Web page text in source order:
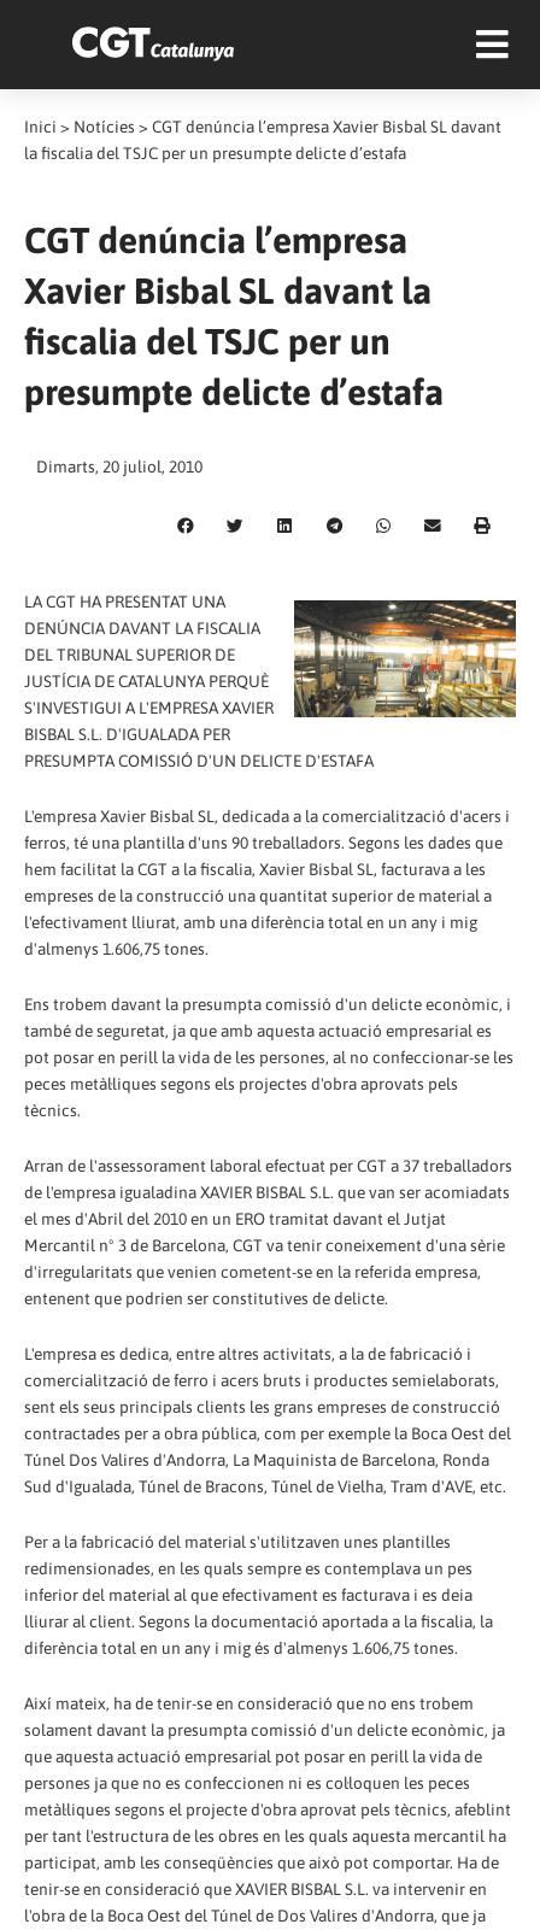
Inici > Notícies > CGT denúncia l’empresa Xavier Bisbal SL davant
la fiscalia del TSJC per un presumpte delicte d’estafa
CGT denúncia l’empresa
Xavier Bisbal SL davant la
fiscalia del TSJC per un
presumpte delicte d’estafa
Dimarts, 20 juliol, 2010
LA CGT HA PRESENTAT UNA
DENÚNCIA DAVANT LA FISCALIA
DEL TRIBUNAL SUPERIOR DE
JUSTÍCIA DE CATALUNYA PERQUÈ
S'INVESTIGUI A L'EMPRESA XAVIER
BISBAL S.L. D'IGUALADA PER
PRESUMPTA COMISSIÓ D'UN DELICTE D'ESTAFA
L'empresa Xavier Bisbal SL, dedicada a la comercialització d'acers i
ferros, té una plantilla d'uns 90 treballadors. Segons les dades que
hem facilitat la CGT a la fiscalia, Xavier Bisbal SL, facturava a les
empreses de la construcció una quantitat superior de material a
l'efectivament lliurat, amb una diferència total en un any i mig
d'almenys 1.606,75 tones.
Ens trobem davant la presumpta comissió d'un delicte econòmic, i
també de seguretat, ja que amb aquesta actuació empresarial es
pot posar en perill la vida de les persones, al no confeccionar-se les
peces metàl·liques segons els projectes d'obra aprovats pels
tècnics.
Arran de l'assessorament laboral efectuat per CGT a 37 treballadors
de l'empresa igualadina XAVIER BISBAL S.L. que van ser acomiadats
el mes d'Abril del 2010 en un ERO tramitat davant el Jutjat
Mercantil nº 3 de Barcelona, CGT va tenir coneixement d'una sèrie
d'irregularitats que venien cometent-se en la referida empresa,
entenent que podrien ser constitutives de delicte.
L'empresa es dedica, entre altres activitats, a la de fabricació i
comercialització de ferro i acers bruts i productes semielaborats,
sent els seus principals clients les grans empreses de construcció
contractades per a obra pública, com per exemple la Boca Oest del
Túnel Dos Valires d'Andorra, La Maquinista de Barcelona, Ronda
Sud d'Igualada, Túnel de Bracons, Túnel de Vielha, Tram d'AVE, etc.
Per a la fabricació del material s'utilitzaven unes plantilles
redimensionades, en les quals sempre es contemplava un pes
inferior del material al que efectivament es facturava i es deia
lliurar al client. Segons la documentació aportada a la fiscalia, la
diferència total en un any i mig és d'almenys 1.606,75 tones.
Així mateix, ha de tenir-se en consideració que no ens trobem
solament davant la presumpta comissió d'un delicte econòmic, ja
que aquesta actuació empresarial pot posar en perill la vida de
persones ja que no es confeccionen ni es col·loquen les peces
metàl·liques segons el projecte d'obra aprovat pels tècnics, afeblint
per tant l'estructura de les obres en les quals aquesta mercantil ha
participat, amb les conseqüències que això pot comportar. Ha de
tenir-se en consideració que XAVIER BISBAL S.L. va intervenir en
l'obra de la Boca Oest del Túnel de Dos Valires d'Andorra, que ja